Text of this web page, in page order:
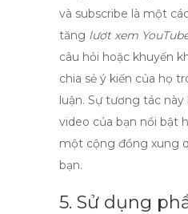
và subscribe là một
tăng lượt xem
câu hỏi hoặc khuyến
chia sẻ ý kiến của họ
luận. Sự tương tác
video của bạn nổi bật
một cộng đồng xung
bạn.
5. Sử dụng